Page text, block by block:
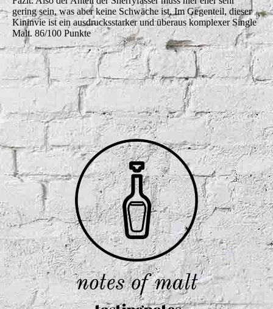
gering sein, was aber keine Schwäche ist. Im Gegenteil, dieser
Kininvie ist ein ausdrucksstarker und überaus komplexer Single
Malt. 86/100 Punkte